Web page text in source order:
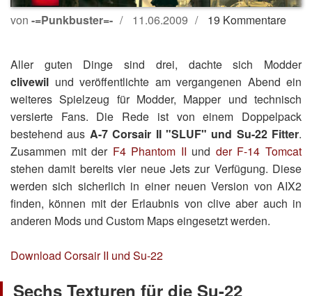
von -=Punkbuster=- 11.06.2009 19 Kommentare
Aller guten Dinge sind drei, dachte sich Modder
clivewil und veröffentlichte am vergangenen Abend ein
weiteres Spielzeug für Modder, Mapper und technisch
versierte Fans. Die Rede ist von einem Doppelpack
bestehend aus A-7 Corsair II "SLUF" und Su-22 Fitter.
Zusammen mit der F4 Phantom II und der F-14 Tomcat
stehen damit bereits vier neue Jets zur Verfügung. Diese
werden sich sicherlich in einer neuen Version von AIX2
finden, können mit der Erlaubnis von clive aber auch in
anderen Mods und Custom Maps eingesetzt werden.
Download Corsair II und Su-22
Sechs Texturen für die Su-22